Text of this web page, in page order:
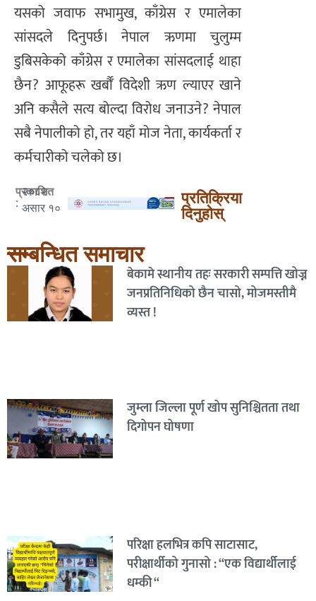
यसको जवाफ सभामुख, काँग्रेस र एमालेका
सांसदले दिनुपर्छ। नेपाल ऋणमा चुलुम्म
डुबिसकेको काँग्रेस र एमालेका सांसदलाई थाहा
छैन? आफूहरू खर्बौँ विदेशी ऋण ल्याएर खाने
अनि कसैले सत्य बोल्दा विरोध जनाउने? नेपाल
सबै नेपालीको हो, तर यहाँ मोज नेता, कार्यकर्ता र
कर्मचारीको चलेको छ।
प्रकाशित
:
२०८२
असार १०
प्रतिक्रिया
दिनुहोस्
सम्बन्धित समाचार
बेकामे स्थानीय तहः सरकारी सम्पत्ति खोज्न
जनप्रतिनिधिको छैन चासो, मोजमस्तीमै
व्यस्त !
जुम्ला जिल्ला पूर्ण खोप सुनिश्चितता तथा
दिगोपन घोषणा
परिक्षा हलभित्र कपि साटासाट,
परीक्षार्थीको गुनासो : “एक विद्यार्थीलाई
धम्की “